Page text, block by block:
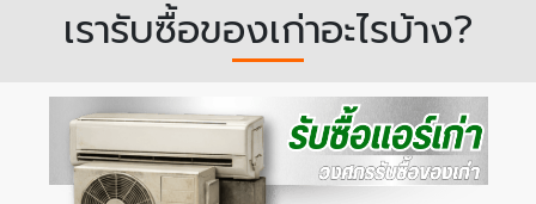
เรารับซื้อของเก่าอะไรบ้าง?